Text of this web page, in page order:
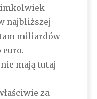
najbliższej
miliardów
euro.
mają tutaj
za